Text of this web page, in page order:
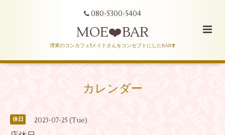
080-5300-5404
MOE❤️BAR
堺東のコンカフェ❗️メイドさんをコンセプトにしたBAR❣️
カレンダー
休日 2023-07-25 (Tue)